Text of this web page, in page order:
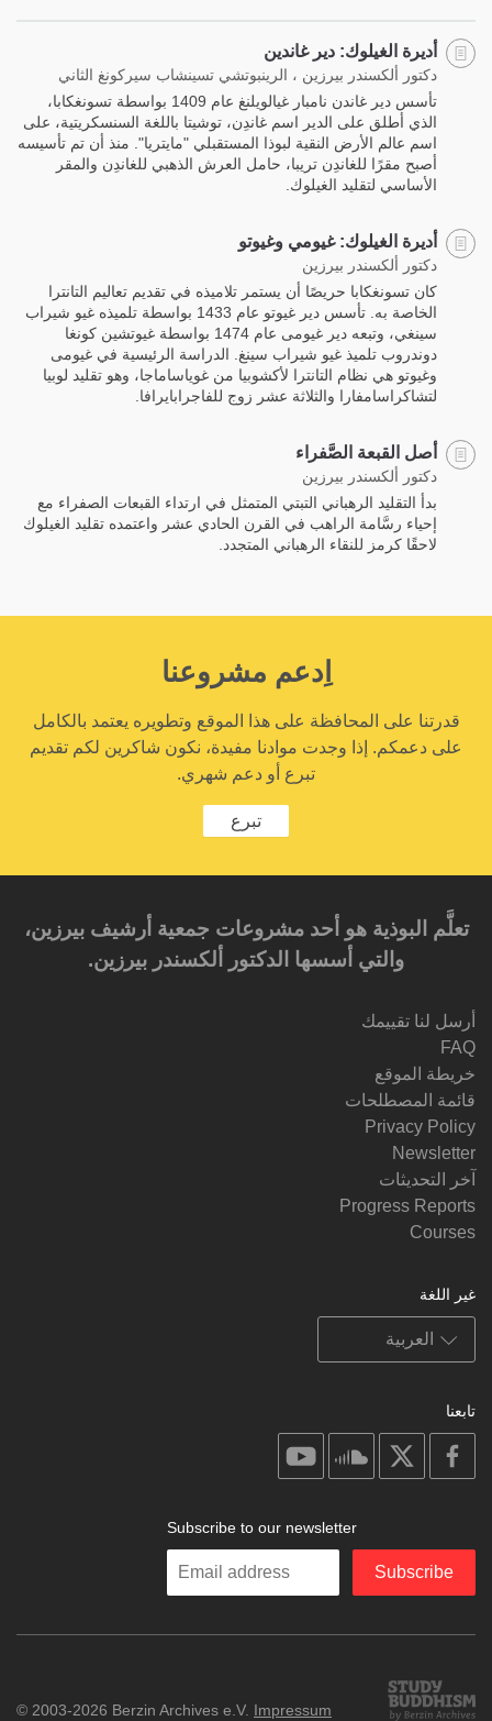
أديرة الغيلوك: دير غاندين
دكتور ألكسندر بيرزين ، الرينبوتشي تسينشاب سيركونغ الثاني
تأسس دير غاندن نامبار غيالويلنغ عام 1409 بواسطة تسونغكابا،
الذي أطلق على الدير اسم غاندِن، توشيتا باللغة السنسكريتية، على
اسم عالم الأرض النقية لبوذا المستقبلي "مايتريا". منذ أن تم تأسيسه
أصبح مقرًا للغاندِن تريبا، حامل العرش الذهبي للغاندِن والمقر
الأساسي لتقليد الغيلوك.
أديرة الغيلوك: غيومي وغيوتو
دكتور ألكسندر بيرزين
كان تسونغكابا حريصًا أن يستمر تلاميذه في تقديم تعاليم التانترا
الخاصة به. تأسس دير غيوتو عام 1433 بواسطة تلميذه غيو شيراب
سينغي، وتبعه دير غيومى عام 1474 بواسطة غيوتشين كونغا
دوندروب تلميذ غيو شيراب سينغ. الدراسة الرئيسية في غيومى
وغيوتو هي نظام التانترا لأكشوبيا من غوياساماجا، وهو تقليد لوبيا
لتشاكراسامفارا والثلاثة عشر زوج للفاجرابايرافا.
أصل القبعة الصَّفراء
دكتور ألكسندر بيرزين
بدأ التقليد الرهباني التبتي المتمثل في ارتداء القبعات الصفراء مع
إحياء رسَّامة الراهب في القرن الحادي عشر واعتمده تقليد الغيلوك
لاحقًا كرمز للنقاء الرهباني المتجدد.
اِدعم مشروعنا
قدرتنا على المحافظة على هذا الموقع وتطويره يعتمد بالكامل
على دعمكم. إذا وجدت موادنا مفيدة، نكون شاكرين لكم تقديم
تبرع أو دعم شهري.
تبرع
تعلَّم البوذية هو أحد مشروعات جمعية أرشيف بيرزين،
والتي أسسها الدكتور ألكسندر بيرزين.‎‎
أرسل لنا تقييمك
FAQ
خريطة الموقع
قائمة المصطلحات
Privacy Policy
Newsletter
آخر التحديثات
Progress Reports
Courses
غير اللغة
تابعنا
facebook
soundcloud
Subscribe to our newsletter
Enter
Subscribe
Study
Buddhism
© 2003-2026 Berzin Archives e.V. Impressum